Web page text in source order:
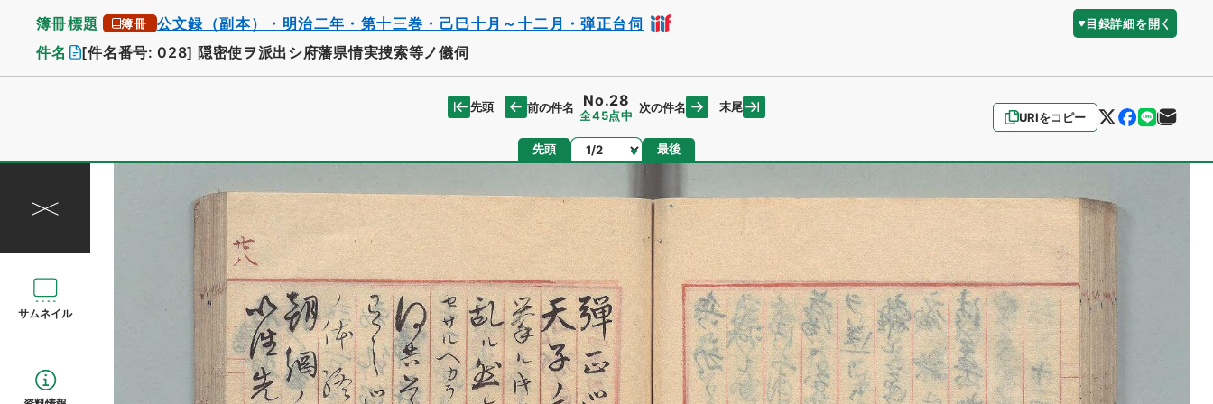
簿冊標題 簿冊 公文録（副本）・明治二年・第十三巻・己巳十月～十二月・弾正台伺 目録詳細を開く
件名 [件名番号: 028] 隠密使ヲ派出シ府藩県情実捜索等ノ儀伺
URIをコピー
先頭 前の件名 No.28
全45点中
次の件名 末尾
先頭 ページ 最後
サムネイル